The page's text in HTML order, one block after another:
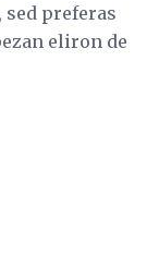
preferas
eliron de